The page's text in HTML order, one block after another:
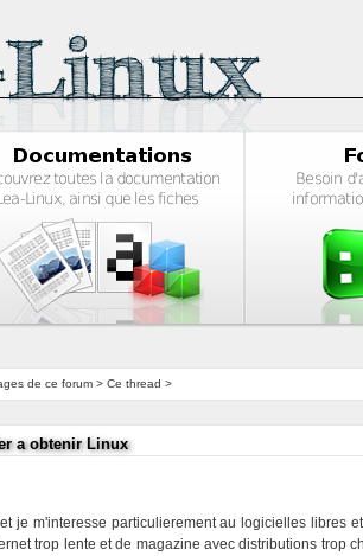
de ce forum> Ce thread >
a obtenir Linux
je m'interesse particulierement au logicielles libres
trop lente et de magazine avec distributions trop